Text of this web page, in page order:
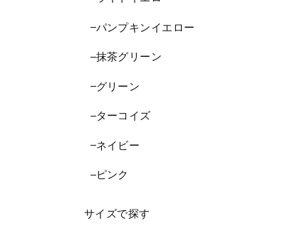
パンプキンイエロー
抹茶グリーン
グリーン
ターコイズ
ネイビー
ピンク
サイズで探す